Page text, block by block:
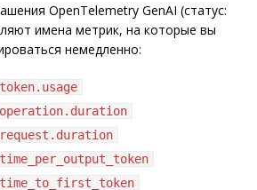
OpenTelemetry GenAI (статус:
имена метрик, на которые вы
немедленно: